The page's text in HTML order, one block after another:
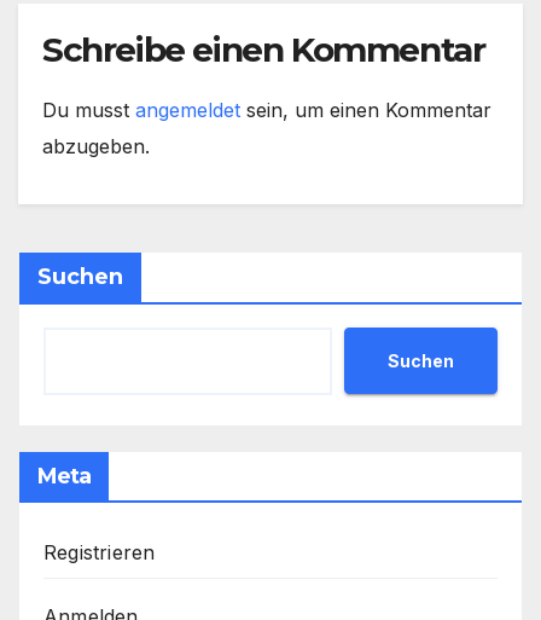
Schreibe einen Kommentar
Du musst angemeldet sein, um einen Kommentar
abzugeben.
Suchen
Suchen
Meta
Registrieren